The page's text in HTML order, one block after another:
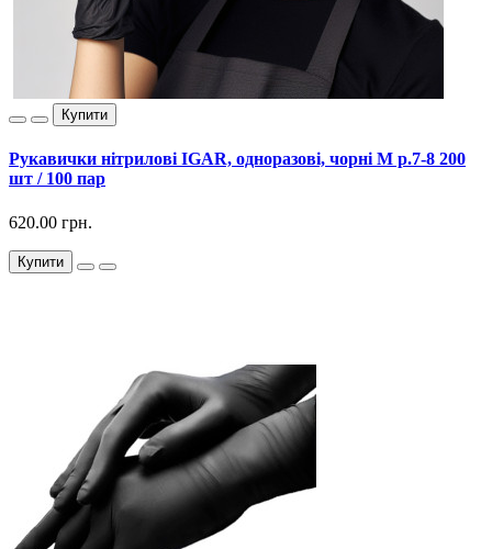
Купити
Рукавички нітрилові IGAR, одноразові, чорні М р.7-8 200
шт / 100 пар
620.00 грн.
Купити